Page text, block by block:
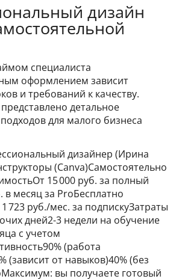
дизайн
специалиста
оформлением зависит
и требований к качеству.
детальное
для малого бизнеса
дизайнер (Ирина
(Canva)Самостоятельно
15 000 руб. за полный
в месяц за PrоБесплатно
723 руб./мес. за подпискуЗатраты
дней2-3 недели на обучение
с учетом
(работа
(зависит от навыков)40% (без
вы получаете готовый